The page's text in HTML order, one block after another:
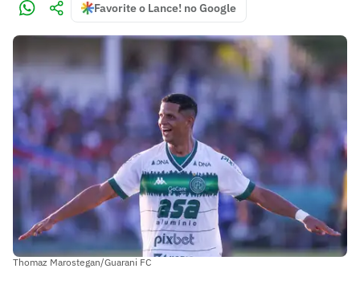
Favorite o Lance! no Google
Thomaz Marostegan/Guarani FC